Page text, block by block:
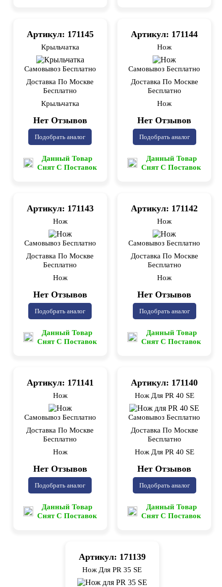
Артикул: 171145
Крыльчатка
Самовывоз Бесплатно
Доставка По Москве
Бесплатно
Крыльчатка
Нет Отзывов
Подобрать аналог
Данный Товар
Снят С Поставок
Артикул: 171144
Нож
Самовывоз Бесплатно
Доставка По Москве
Бесплатно
Нож
Нет Отзывов
Подобрать аналог
Данный Товар
Снят С Поставок
Артикул: 171143
Нож
Самовывоз Бесплатно
Доставка По Москве
Бесплатно
Нож
Нет Отзывов
Подобрать аналог
Данный Товар
Снят С Поставок
Артикул: 171142
Нож
Самовывоз Бесплатно
Доставка По Москве
Бесплатно
Нож
Нет Отзывов
Подобрать аналог
Данный Товар
Снят С Поставок
Артикул: 171141
Нож
Самовывоз Бесплатно
Доставка По Москве
Бесплатно
Нож
Нет Отзывов
Подобрать аналог
Данный Товар
Снят С Поставок
Артикул: 171140
Нож Для PR 40 SE
Самовывоз Бесплатно
Доставка По Москве
Бесплатно
Нож Для PR 40 SE
Нет Отзывов
Подобрать аналог
Данный Товар
Снят С Поставок
Артикул: 171139
Нож Для PR 35 SE